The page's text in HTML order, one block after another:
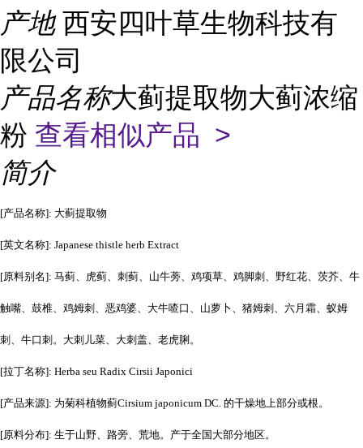
产地 西安四叶草生物科技有
限公司
产品名称大蓟提取物大蓟浓缩
粉 查看相似产品 >
简介
[产品名称]: 大蓟提取物
[英文名称]: Japanese thistle herb Extract
[原料别名]: 马蓟、虎蓟、刺蓟、山牛蒡、鸡项草、鸡脚刺、野红花、茨芥、牛
触嘴、鼓椎、鸡姆刺、恶鸡婆、大牛喳口、山萝卜、猪姆刺、六月霜、蚁姆
刺、牛口刺。大刺儿菜、大刺盖、老虎脷。
[拉丁名称]: Herba seu Radix Cirsii Japonici
[产品来源]: 为菊科植物蓟Cirsium japonicum DC. 的干燥地上部分或根。
[原料分布]: 生于山野、路旁、荒地。产于全国大部分地区。